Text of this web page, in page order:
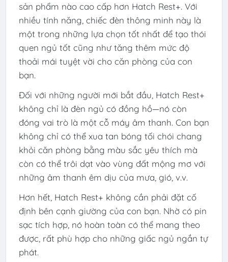
sản phẩm nào cao cấp hơn Hatch Rest+. Với
nhiều tính năng, chiếc đèn thông minh này là
một trong những lựa chọn tốt nhất để tạo thói
quen ngủ tốt cũng như tăng thêm mức độ
thoải mái tuyệt vời cho căn phòng của con
bạn.
Đối với những người mới bắt đầu, Hatch Rest+
không chỉ là đèn ngủ có đồng hồ—nó còn
đóng vai trò là một cỗ máy âm thanh. Con bạn
không chỉ có thể xua tan bóng tối chói chang
khỏi căn phòng bằng màu sắc yêu thích mà
còn có thể trôi dạt vào vùng đất mộng mơ với
những âm thanh êm dịu của mưa, gió, v.v.
Hơn hết, Hatch Rest+ không cần phải đặt cố
định bên cạnh giường của con bạn. Nhờ có pin
sạc tích hợp, nó hoàn toàn có thể mang theo
được, rất phù hợp cho những giấc ngủ ngắn tự
phát.